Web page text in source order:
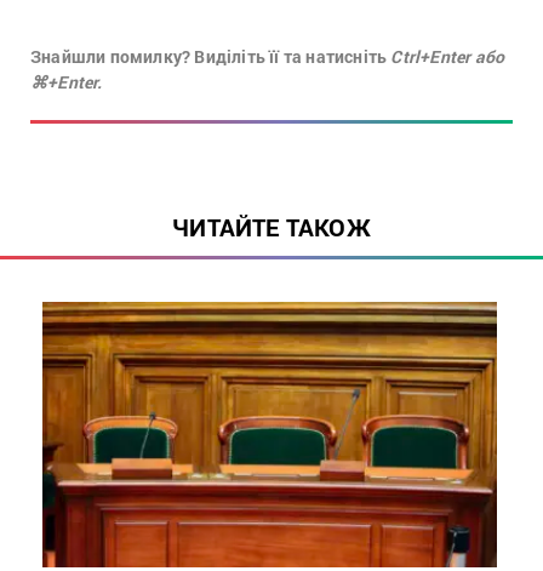
Знайшли помилку? Виділіть її та натисніть Ctrl+Enter або
⌘+Enter.
ЧИТАЙТЕ ТАКОЖ